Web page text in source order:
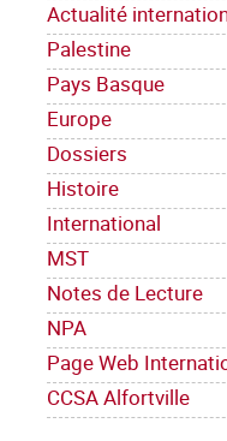
Actualité
Palestine
Pays Basque
Europe
Dossiers
Histoire
International
MST
Notes de Lecture
NPA
Page Web
CCSA Alfortville